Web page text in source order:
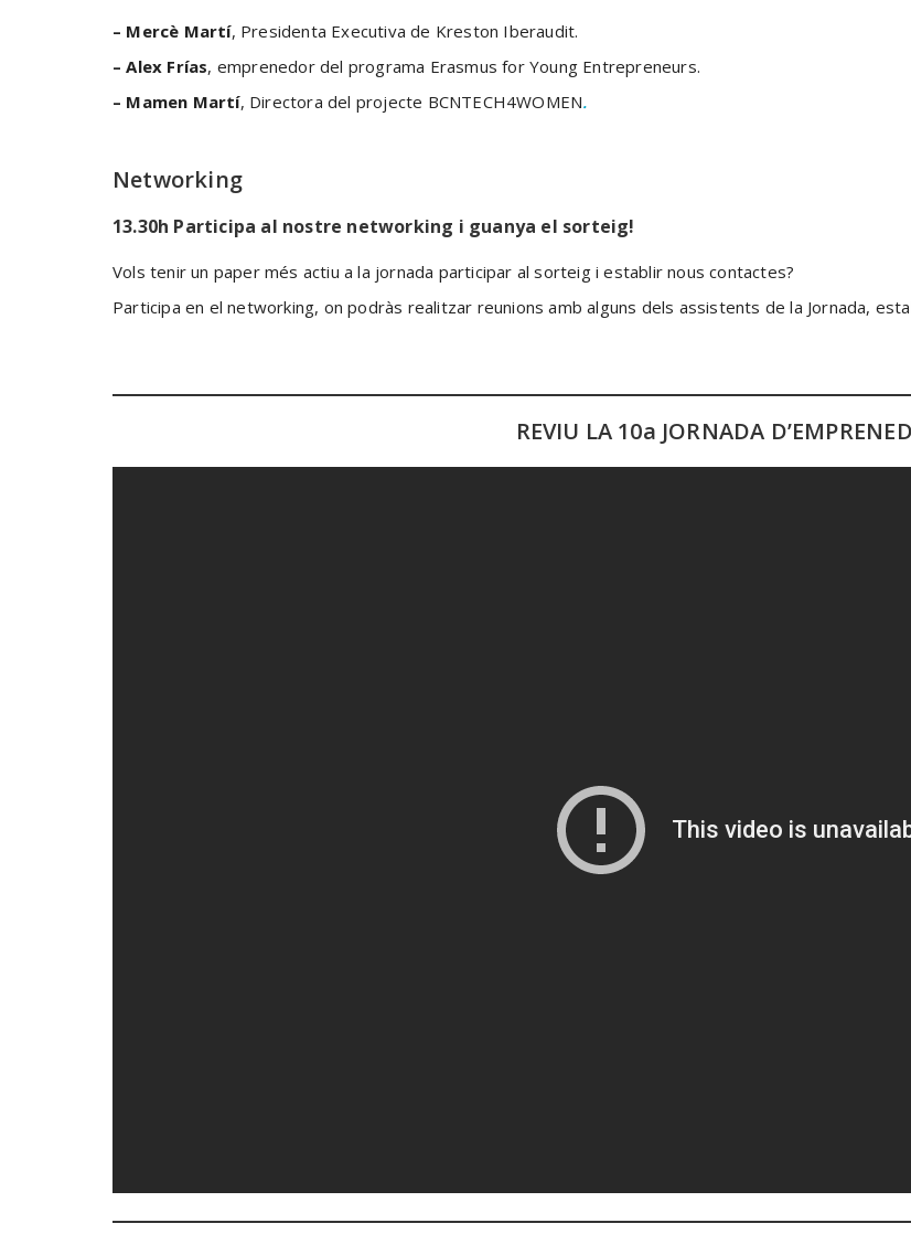
– Mercè Martí, Presidenta Executiva de Kreston Iberaudit.
– Alex Frías, emprenedor del programa Erasmus for Young Entrepreneurs.
– Mamen Martí, Directora del projecte BCNTECH4WOMEN.
Networking
13.30h Participa al nostre networking i guanya el sorteig!
Vols tenir un paper més actiu a la jornada participar al sorteig i establir nous contactes?
Participa en el networking, on podràs realitzar reunions amb alguns dels assistents de la Jornada,
REVIU LA 10a JORNADA